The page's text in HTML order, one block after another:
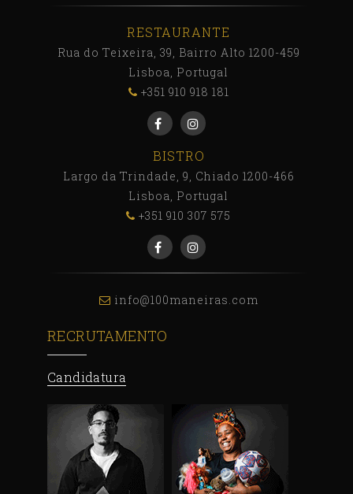
RESTAURANTE
Rua do Teixeira, 39, Bairro Alto 1200-459
Lisboa, Portugal
+351 910 918 181
BISTRO
Largo da Trindade, 9, Chiado 1200-466
Lisboa, Portugal
+351 910 307 575
info@100maneiras.com
RECRUTAMENTO
Candidatura